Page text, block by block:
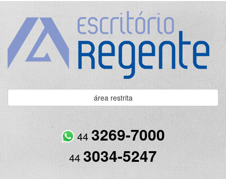
área restrita
44 3269-7000
44 3034-5247